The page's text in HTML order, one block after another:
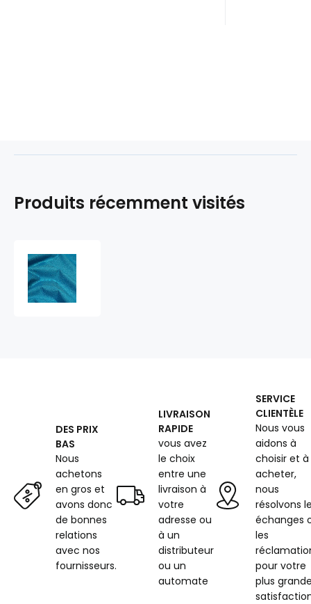
Produits récemment visités
DES PRIX
BAS
Nous
achetons
en gros et
avons donc
de bonnes
relations
avec nos
fournisseurs.
LIVRAISON
RAPIDE
vous avez
le choix
entre une
livraison à
votre
adresse ou
à un
distributeur
ou un
automate
SERVICE
CLIENTÈLE
Nous vous
aidons à
choisir et à
acheter,
nous
résolvons
échanges
les
pour votre
plus